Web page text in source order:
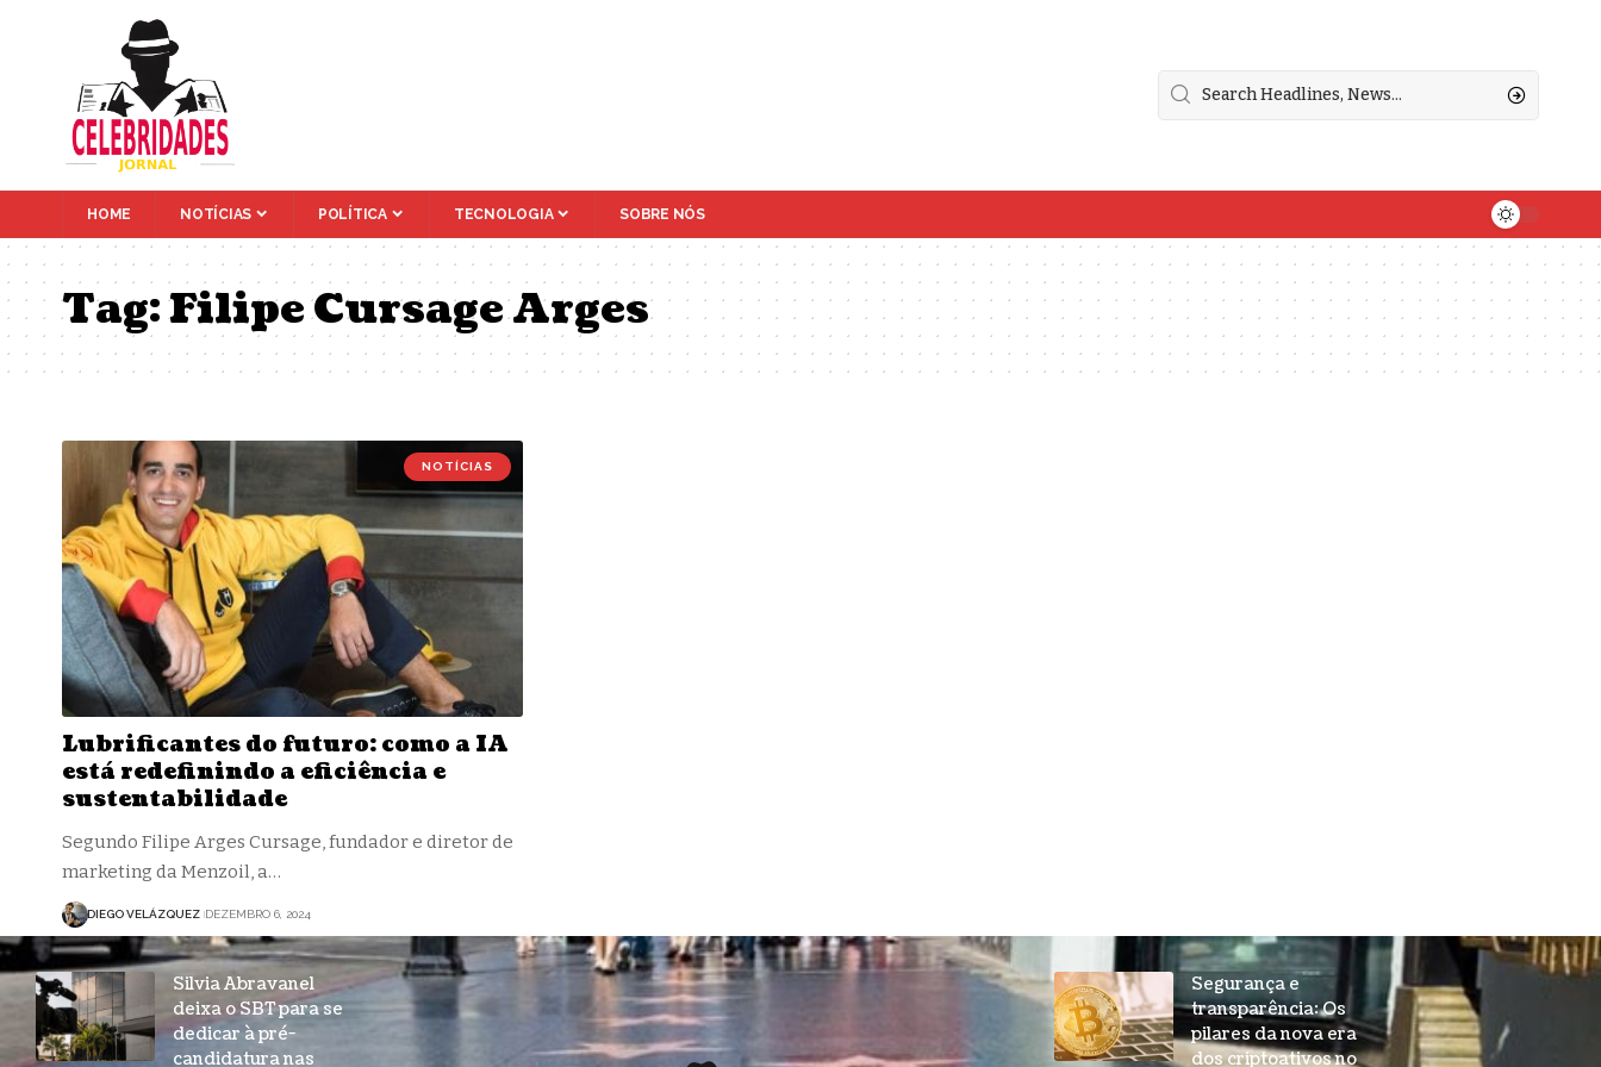
HOME NOTÍCIAS POLÍTICA TECNOLOGIA SOBRE NÓS
Tag:Filipe Cursage Arges
NOTÍCIAS
Lubrificantes do futuro: como a IA
está redefinindo a eficiência e
sustentabilidade
Segundo Filipe Arges Cursage, fundador e diretor de
marketing da Menzoil, a…
DIEGO VELÁZQUEZ DEZEMBRO 6, 2024
Silvia Abravanel
deixa o SBT para se
dedicar à pré-
candidatura nas
Segurança e
transparência: Os
pilares da nova era
dos criptoativos no